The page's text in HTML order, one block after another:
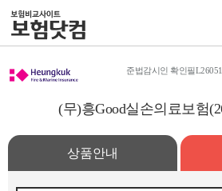
준법감시인 확인필
(무)흥Good실손의료보험
상품안내